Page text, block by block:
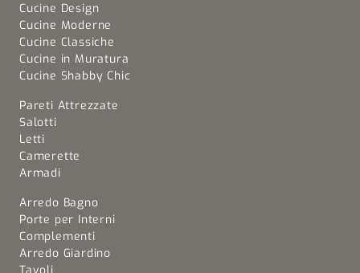
Cucine Design
Cucine Moderne
Cucine Classiche
Cucine in Muratura
Cucine Shabby Chic
Pareti Attrezzate
Salotti
Letti
Camerette
Armadi
Arredo Bagno
Porte per Interni
Complementi
Arredo Giardino